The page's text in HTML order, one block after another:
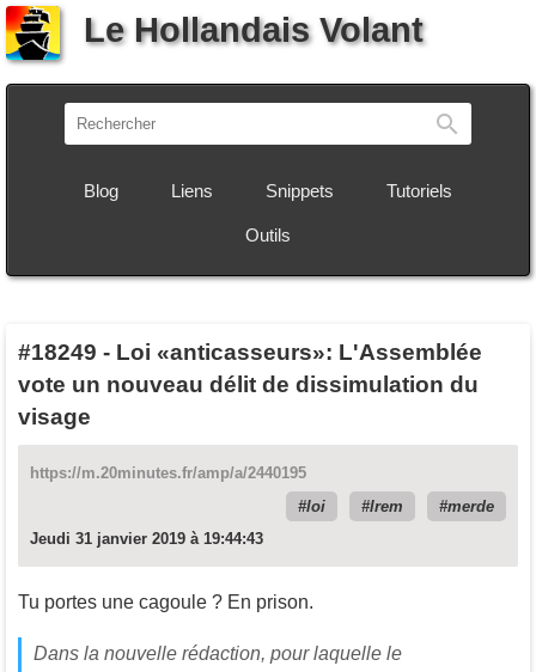
Le Hollandais Volant
Blog Liens Snippets Tutoriels
Outils
#18249 - Loi «anticasseurs»: L'Assemblée
vote un nouveau délit de dissimulation du
visage
https://m.20minutes.fr/amp/a/2440195
loi
lrem
merde
Jeudi 31 janvier 2019 à 19:44:43
Tu portes une cagoule ? En prison.
Dans la nouvelle rédaction, pour laquelle le